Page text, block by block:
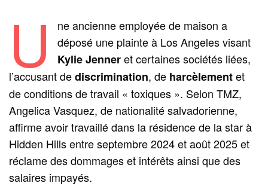
U
ne ancienne employée de maison a
déposé une plainte à Los Angeles visant
Kylie Jenneret certaines sociétés liées,
l’accusant dediscrimination, de harcèlementet
de conditions de travail « toxiques ». Selon TMZ,
Angelica Vasquez, de nationalité salvadorienne,
affirme avoir travaillé dans la résidence de la star à
Hidden Hills entre septembre 2024 et août 2025 et
réclame des dommages et intérêts ainsi que des
salaires impayés.